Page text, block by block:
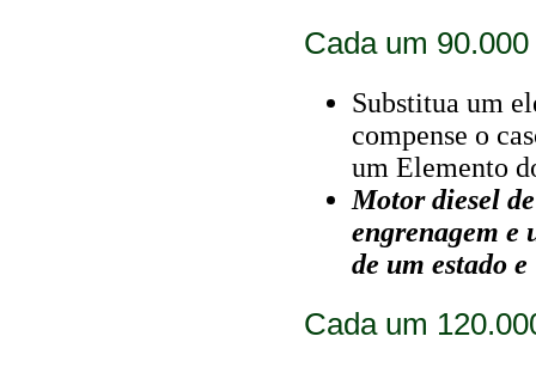
Cada um
Substitua um
compense o
um Elemento
Motor diesel
engrenagem e
de um estado
Cada um